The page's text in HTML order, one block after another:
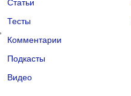
Статьи
Тесты
Комментарии
Подкасты
Видео